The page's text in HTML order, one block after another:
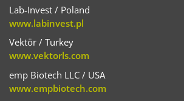
Lab-Invest / Poland
www.labinvest.pl
Vektör / Turkey
www.vektorls.com
emp Biotech LLC / USA
www.empbiotech.com